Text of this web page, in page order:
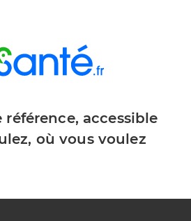
référence, accessible
où vous voulez